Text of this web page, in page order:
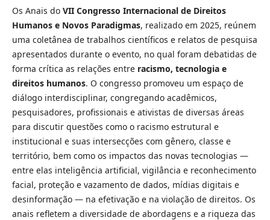
Os Anais do VII Congresso Internacional de Direitos
Humanos e Novos Paradigmas, realizado em 2025, reúnem
uma coletânea de trabalhos científicos e relatos de pesquisa
apresentados durante o evento, no qual foram debatidas de
forma crítica as relações entre racismo, tecnologia e
direitos humanos. O congresso promoveu um espaço de
diálogo interdisciplinar, congregando acadêmicos,
pesquisadores, profissionais e ativistas de diversas áreas
para discutir questões como o racismo estrutural e
institucional e suas intersecções com gênero, classe e
território, bem como os impactos das novas tecnologias —
entre elas inteligência artificial, vigilância e reconhecimento
facial, proteção e vazamento de dados, mídias digitais e
desinformação — na efetivação e na violação de direitos. Os
anais refletem a diversidade de abordagens e a riqueza das